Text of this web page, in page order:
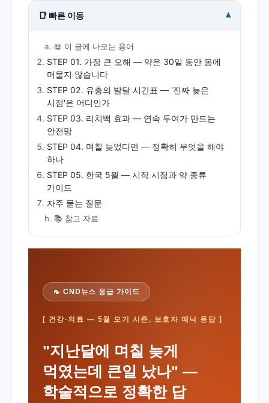
📑 빠른 이동 ▾
📖 이 글에 나오는 용어
STEP 01. 가장 큰 오해 — 약은 30일 동안 몸에
머물지 않습니다
STEP 02. 유충의 발달 시간표 — '진짜 늦은
시점'은 어디인가
STEP 03. 리치백 효과 — 연속 투여가 만드는
안전망
STEP 04. 며칠 늦었다면 — 정확히 무엇을 해야
하나
STEP 05. 한국 5월 — 시작 시점과 약 종류
가이드
자주 묻는 질문
📚 참고 자료
🦟 CND뉴스 응급 가이드
[ 건강·의료 — 5월 모기 시즌, 보호자 패닉 응답 ]
"지난달에 며칠 늦게
먹였는데 큰일 났나" —
학술적으로 정확한 답